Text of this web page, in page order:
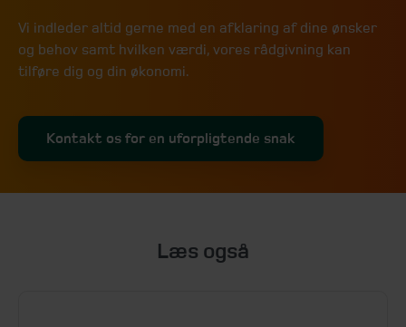
Vi indleder altid gerne med en afklaring af dine ønsker
og behov samt hvilken værdi, vores rådgivning kan
tilføre dig og din økonomi.
Kontakt os for en uforpligtende snak
Læs også